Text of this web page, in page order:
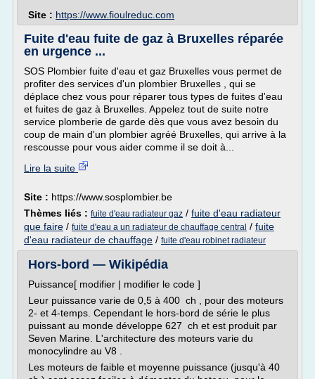
Site : https://www.fioulreduc.com
Fuite d'eau fuite de gaz à Bruxelles réparée
en urgence ...
SOS Plombier fuite d'eau et gaz Bruxelles vous permet de
profiter des services d'un plombier Bruxelles , qui se
déplace chez vous pour réparer tous types de fuites d'eau
et fuites de gaz à Bruxelles. Appelez tout de suite notre
service plomberie de garde dès que vous avez besoin du
coup de main d'un plombier agréé Bruxelles, qui arrive à la
rescousse pour vous aider comme il se doit à...
Lire la suite
Site : https://www.sosplombier.be
Thèmes liés : fuite d'eau radiateur gaz / fuite d'eau radiateur
que faire / fuite d'eau a un radiateur de chauffage central / fuite
d'eau radiateur de chauffage / fuite d'eau robinet radiateur
Hors-bord — Wikipédia
Puissance[ modifier | modifier le code ]
Leur puissance varie de 0,5 à 400 ch , pour des moteurs
2- et 4-temps. Cependant le hors-bord de série le plus
puissant au monde développe 627 ch et est produit par
Seven Marine. L'architecture des moteurs varie du
monocylindre au V8 .
Les moteurs de faible et moyenne puissance (jusqu'à 40